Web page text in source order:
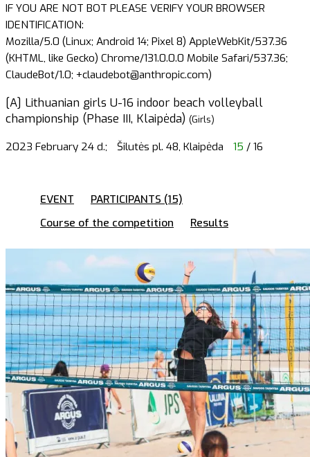
IF YOU ARE NOT BOT PLEASE VERIFY YOUR BROWSER
IDENTIFICATION:
Mozilla/5.0 (Linux; Android 14; Pixel 8) AppleWebKit/537.36
(KHTML, like Gecko) Chrome/131.0.0.0 Mobile Safari/537.36;
ClaudeBot/1.0; +claudebot@anthropic.com)
[A] Lithuanian girls U-16 indoor beach volleyball
championship (Phase III, Klaipėda) (Girls)
2023 February 24 d.; Šilutės pl. 48, Klaipėda 15 / 16
EVENT
PARTICIPANTS (15)
Course of the competition
Results